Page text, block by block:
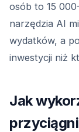
osób to 15
narzędzia AI
wydatków, a
inwestycji niż
Jak